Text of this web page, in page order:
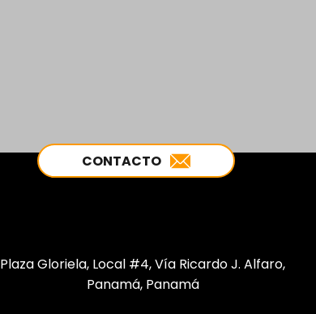
CONTACTO
Plaza Gloriela, Local #4, Vía Ricardo J. Alfaro,
Panamá, Panamá